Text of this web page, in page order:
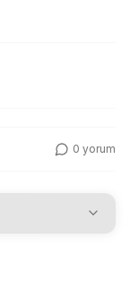
0 yorum